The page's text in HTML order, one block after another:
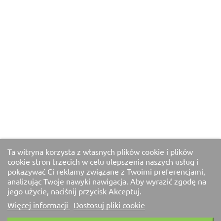
Ta witryna korzysta z własnych plików cookie i plików
cookie stron trzecich w celu ulepszenia naszych usług i
pokazywać Ci reklamy związane z Twoimi preferencjami,
analizując Twoje nawyki nawigacja. Aby wyrazić zgodę na
jego użycie, naciśnij przycisk Akceptuj.
Więcej informacji
Dostosuj pliki cookie